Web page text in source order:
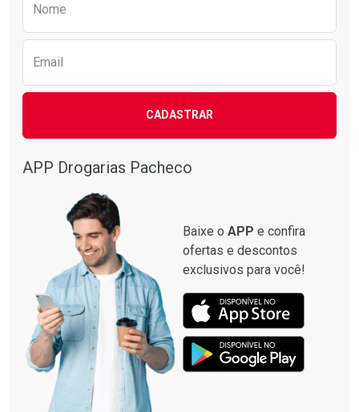
Nome
Email
CADASTRAR
APP Drogarias Pacheco
Baixe o APP e confira
ofertas e descontos
exclusivos para você!